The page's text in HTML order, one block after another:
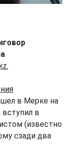
в Мерке на
в
(известно
сзади два